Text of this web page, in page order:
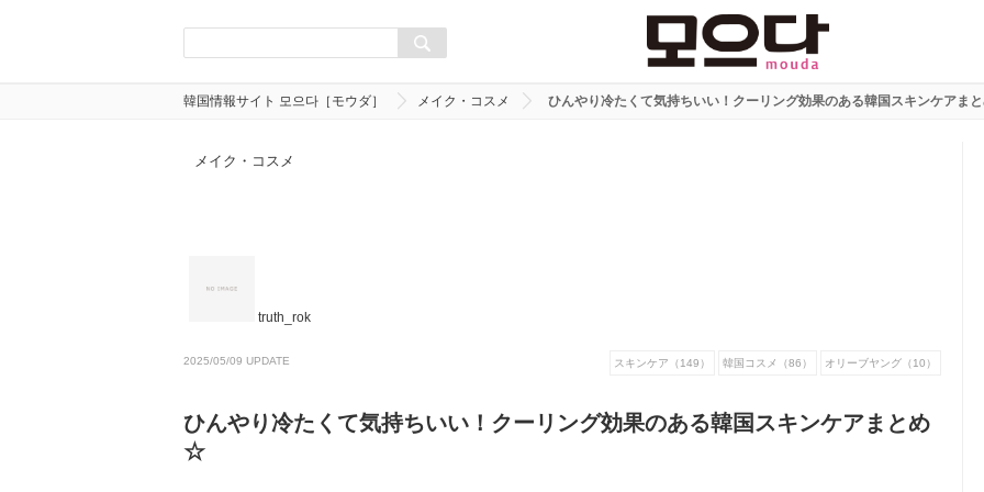
韓国情報サイト 모으다［モウダ］ メイク・コスメ ひんやり冷たくて気持ちいい！クーリング効果のある韓国スキンケアま
メイク・コスメ
truth_rok
2025/05/09 UPDATE スキンケア（149） 韓国コスメ（86） オリーブヤング（10）
ひんやり冷たくて気持ちいい！クーリング効果のある韓国スキンケアまとめ
☆